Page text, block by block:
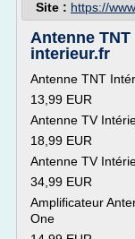
Site : https://
Antenne
interieur.fr
Antenne TNT
13,99 EUR
Antenne TV
18,99 EUR
Antenne TV
34,99 EUR
Amplificateur
One